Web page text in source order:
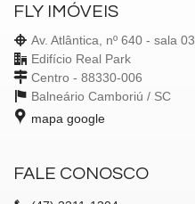
FLY IMÓVEIS
Av. Atlântica, nº 640 - sala 03
Edifício Real Park
Centro - 88330-006
Balneário Camboriú / SC
mapa google
FALE CONOSCO